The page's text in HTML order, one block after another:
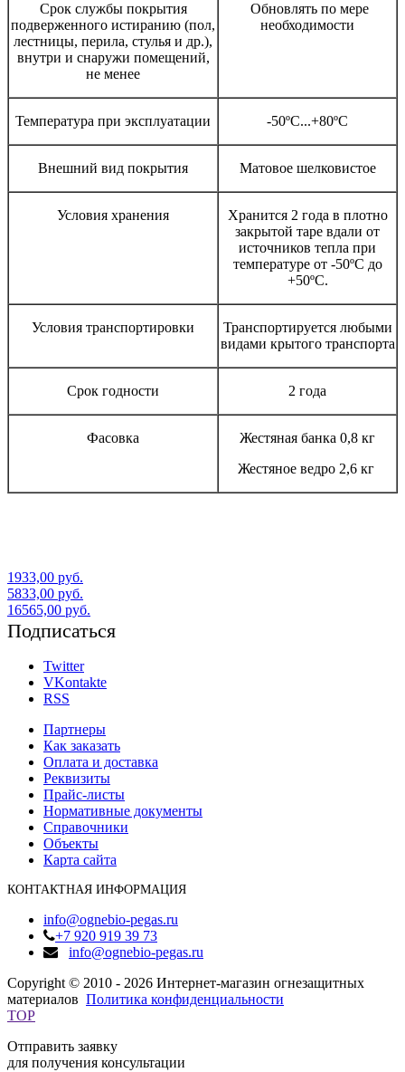
Срок службы покрытия
подверженного истиранию (пол,
лестницы, перила, стулья и др.),
внутри и снаружи помещений,
не менее
Обновлять по мере
необходимости
Температура при эксплуатации -50ºС...+80ºС
Внешний вид покрытия Матовое шелковистое
Условия хранения
Хранится 2 года в плотно
закрытой таре вдали от
источников тепла при
температуре от -50ºС до
+50ºС.
Условия транспортировки
Транспортируется любыми
видами крытого транспорта
Срок годности 2 года
Фасовка
Жестяная банка 0,8 кг
Жестяное ведро 2,6 кг
1933,00 руб.
5833,00 руб.
16565,00 руб.
Подписаться
Twitter
VKontakte
RSS
Партнеры
Как заказать
Оплата и доставка
Реквизиты
Прайс-листы
Нормативные документы
Справочники
Объекты
Карта сайта
КОНТАКТНАЯ ИНФОРМАЦИЯ
info@ognebio-pegas.ru
+7 920 919 39 73
info@ognebio-pegas.ru
Copyright © 2010 - 2026 Интернет-магазин огнезащитных
материалов Политика конфиденциальности
TOP
Отправить заявку
для получения консультации